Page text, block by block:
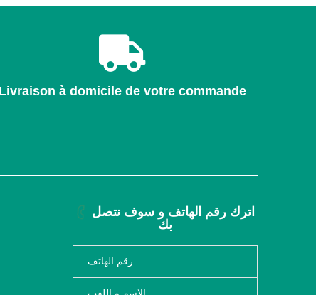
Livraison à domicile de votre commande
بك